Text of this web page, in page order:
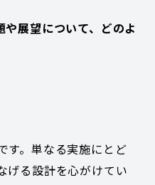
展望について、どのよ
す。単なる実施にとど
げる設計を心がけてい